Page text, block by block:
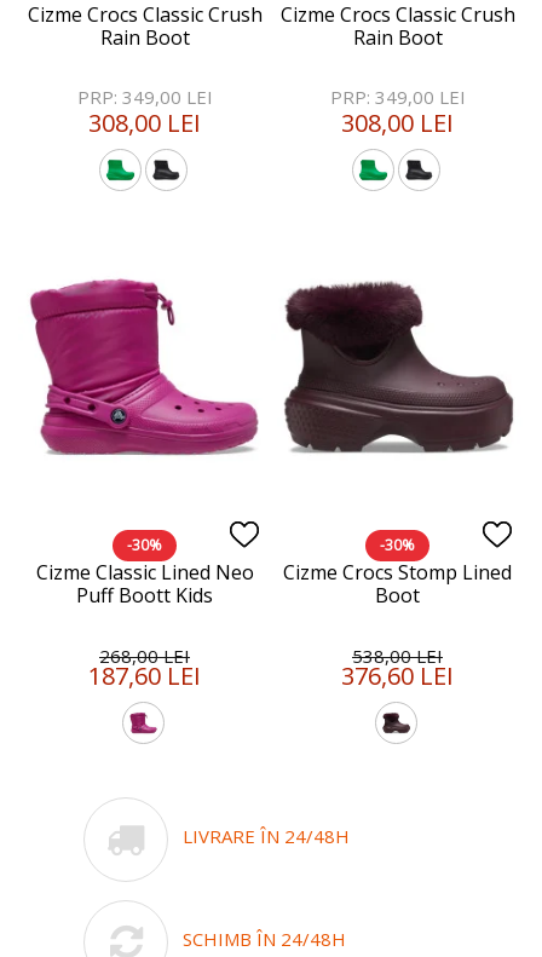
Cizme Crocs Classic Crush
Rain Boot
PRP: 349,00 LEI
308,00 LEI
Cizme Crocs Classic Crush
Rain Boot
PRP: 349,00 LEI
308,00 LEI
-30%
Cizme Classic Lined Neo
Puff Boott Kids
268,00 LEI
187,60 LEI
-30%
Cizme Crocs Stomp Lined
Boot
538,00 LEI
376,60 LEI
LIVRARE ÎN 24/48H
SCHIMB ÎN 24/48H